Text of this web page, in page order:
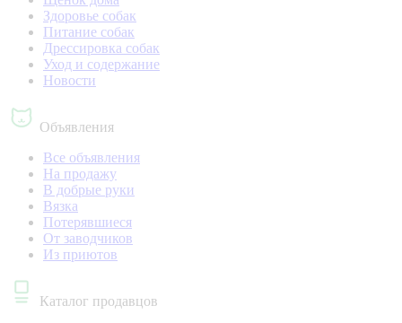
Здоровье собак
Питание собак
Дрессировка собак
Уход и содержание
Новости
Объявления
Все объявления
На продажу
В добрые руки
Вязка
Потерявшиеся
От заводчиков
Из приютов
Каталог продавцов